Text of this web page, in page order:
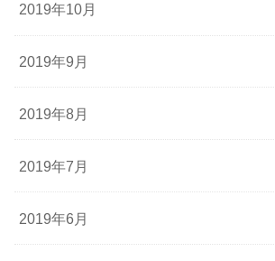
2019年10月
2019年9月
2019年8月
2019年7月
2019年6月